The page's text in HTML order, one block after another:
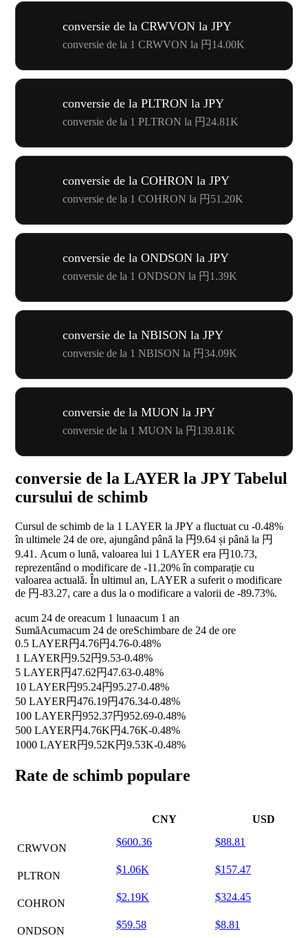
conversie de la CRWVON la JPY
conversie de la 1 CRWVON la 円14.00K
conversie de la PLTRON la JPY
conversie de la 1 PLTRON la 円24.81K
conversie de la COHRON la JPY
conversie de la 1 COHRON la 円51.20K
conversie de la ONDSON la JPY
conversie de la 1 ONDSON la 円1.39K
conversie de la NBISON la JPY
conversie de la 1 NBISON la 円34.09K
conversie de la MUON la JPY
conversie de la 1 MUON la 円139.81K
conversie de la LAYER la JPY Tabelul
cursului de schimb
Cursul de schimb de la 1 LAYER la JPY a fluctuat cu -0.48%
în ultimele 24 de ore, ajungând până la 円9.64 și până la 円
9.41. Acum o lună, valoarea lui 1 LAYER era 円10.73,
reprezentând o modificare de -11.20%în comparație cu
valoarea actuală. În ultimul an, LAYER a suferit o modificare
de 円-83.27, care a dus la o modificare a valorii de -89.73%.
acum 24 de oreacum 1 lunaacum 1 an
SumăAcumacum 24 de oreSchimbare de 24 de ore
0.5 LAYER 円4.76円4.76-0.48%
1 LAYER 円9.52円9.53-0.48%
5 LAYER 円47.62円47.63-0.48%
10 LAYER 円95.24円95.27-0.48%
50 LAYER 円476.19円476.34-0.48%
100 LAYER 円952.37円952.69-0.48%
500 LAYER 円4.76K円4.76K-0.48%
1000 LAYER 円9.52K円9.53K-0.48%
Rate de schimb populare
CNY USD
CRWVON
$600.36 $88.81
PLTRON
$1.06K $157.47
COHRON
$2.19K $324.45
ONDSON
$59.58 $8.81